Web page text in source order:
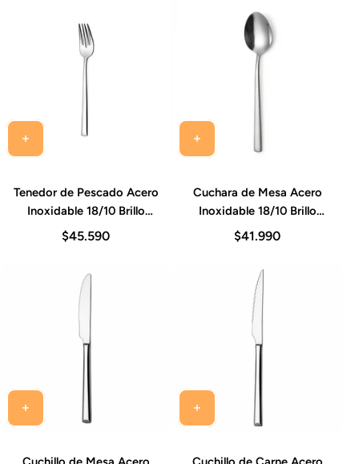
Tenedor de Pescado Acero
Inoxidable 18/10 Brillo
Espejo 22-23 cm Set 12
$45.590
Cuchara de Mesa Acero
Inoxidable 18/10 Brillo
Espejo 20-22 cm Set 12
$41.990